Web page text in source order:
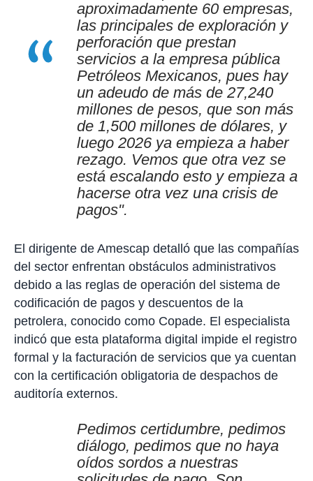
aproximadamente 60 empresas,
las principales de exploración y
perforación que prestan
servicios a la empresa pública
Petróleos Mexicanos, pues hay
un adeudo de más de 27,240
millones de pesos, que son más
de 1,500 millones de dólares, y
luego 2026 ya empieza a haber
rezago. Vemos que otra vez se
está escalando esto y empieza a
hacerse otra vez una crisis de
pagos".
El dirigente de Amescap detalló que las compañías
del sector enfrentan obstáculos administrativos
debido a las reglas de operación del sistema de
codificación de pagos y descuentos de la
petrolera, conocido como Copade. El especialista
indicó que esta plataforma digital impide el registro
formal y la facturación de servicios que ya cuentan
con la certificación obligatoria de despachos de
auditoría externos.
Pedimos certidumbre, pedimos
diálogo, pedimos que no haya
oídos sordos a nuestras